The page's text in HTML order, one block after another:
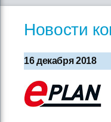
Новости
16 декабря 2018